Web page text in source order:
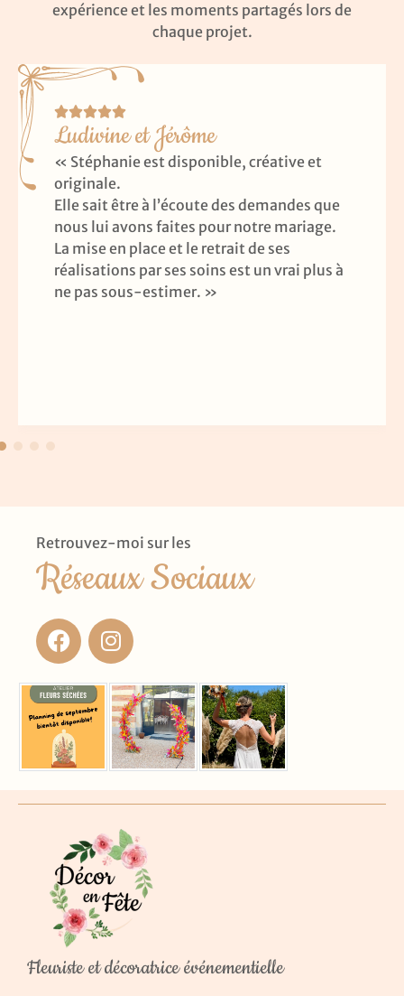
expérience et les moments partagés lors de
chaque projet.
Ludivine et Jérôme
« Stéphanie est disponible, créative et
originale.
Elle sait être à l’écoute des demandes que
nous lui avons faites pour notre mariage.
La mise en place et le retrait de ses
réalisations par ses soins est un vrai plus à
ne pas sous-estimer. »
Retrouvez-moi sur les
Réseaux Sociaux
Fleuriste et décoratrice événementielle